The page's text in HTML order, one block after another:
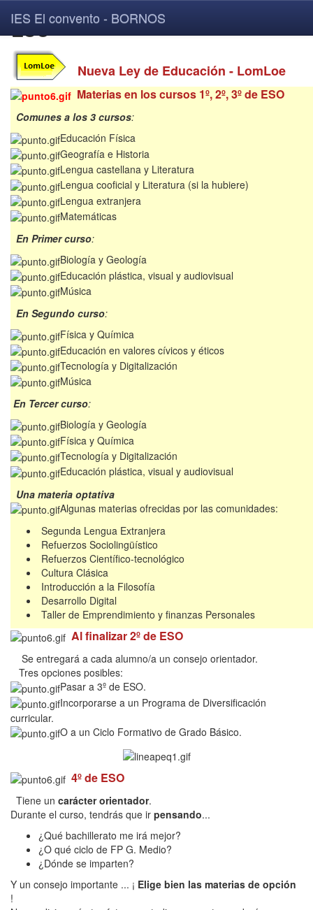
IES El convento - BORNOS
ESO
Nueva Ley de Educación - LomLoe
Materias en los cursos 1º, 2º, 3º de ESO
Comunes a los 3 cursos:
Educación Física
Geografía e Historia
Lengua castellana y Literatura
Lengua cooficial y Literatura (si la hubiere)
Lengua extranjera
Matemáticas
En Primer curso:
Biología y Geología
Educación plástica, visual y audiovisual
Música
En Segundo curso:
Física y Química
Educación en valores cívicos y éticos
Tecnología y Digitalización
Música
En Tercer curso:
Biología y Geología
Física y Química
Tecnología y Digitalización
Educación plástica, visual y audiovisual
Una materia optativa
Algunas materias ofrecidas por las comunidades:
Segunda Lengua Extranjera
Refuerzos Sociolingüístico
Refuerzos Científico-tecnológico
Cultura Clásica
Introducción a la Filosofía
Desarrollo Digital
Taller de Emprendimiento y finanzas Personales
Al finalizar 2º de ESO
Se entregará a cada alumno/a un consejo orientador.
Tres opciones posibles:
Pasar a 3º de ESO.
Incorporarse a un Programa de Diversificación
curricular.
O a un Ciclo Formativo de Grado Básico.
4º de ESO
Tiene un carácter orientador.
Durante el curso, tendrás que ir pensando...
¿Qué bachillerato me irá mejor?
¿O qué ciclo de FP G. Medio?
¿Dónde se imparten?
Y un consejo importante ... ¡ Elige bien las materias de opción
!